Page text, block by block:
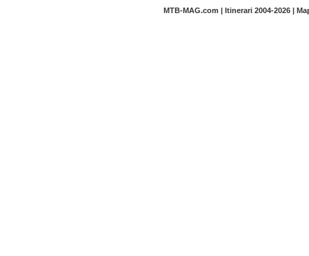
MTB-MAG.com | Itinerari 2004-2026 |